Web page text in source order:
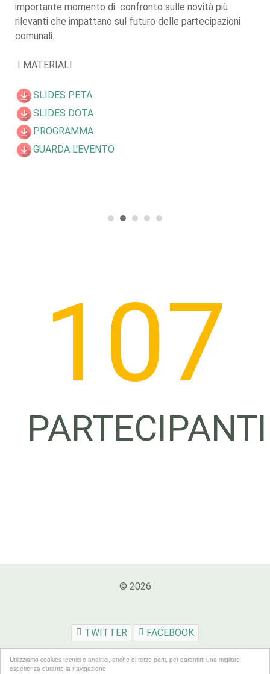
Utilizziamo cookies tecnici e analitici, anche di terze parti, per garantirti una migliore
esperienza durante la navigazione
importante momento di confronto sulle novità più
rilevanti che impattano sul futuro delle partecipazioni
comunali.
I MATERIALI
SLIDES PETA
SLIDES DOTA
PROGRAMMA
GUARDA L'EVENTO
109
PARTECIPANTI
© 2026
TWITTER FACEBOOK